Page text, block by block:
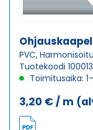
PVC, Harmonisoitu
Tuotekoodi
Toimitusaika:
3,20 € / m